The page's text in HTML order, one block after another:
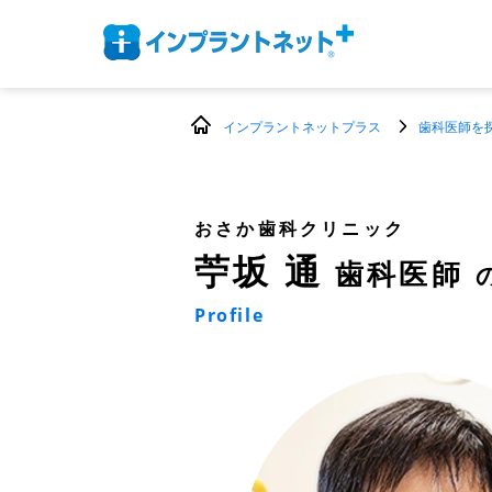
インプラントネットプラス 歯科医師を
おさか歯科クリニック
苧坂 通 歯科医師
Profile